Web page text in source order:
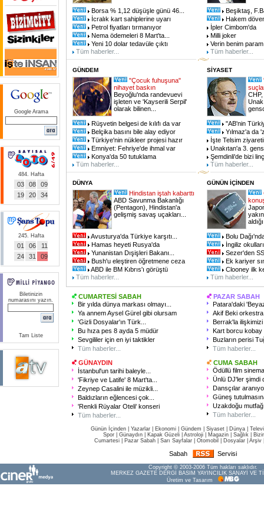
Google Arama
484. Hafta
03 08
09
19
20 34
245. Hafta
01 06
11
24
31 09
Biletinizin
numarasını yazın.
Tam Liste
Borsa % 1,12 düşüşle günü 46...
İcralık kart sahiplerine uyarı
Petrol fiyatları tırmanıyor
Nema ödemeleri 8 Mart'ta...
Yeni 10 dolar tedavüle çıktı
Tüm haberler...
Beşiktaş,
Hakem
İpler Cimbom'da
Milli joker
Verin benim
Tüm haberler...
GÜNDEM
"Çocuk fuhuşuna"
nihayet baskın
Beyoğlu'nda randevuevi
işleten ve 'Kayserili Serpil'
olarak bilinen...
Rüşvetin belgesi de kılıfı da var
Belçika basını bile alay ediyor
Türkiye'nin nükleer projesi hazır
Emniyet: Fehriye'de ihmal var
Konya'da 50 tutuklama
Tüm haberler...
SİYASET
"AB'nin
Yılmaz'a da
İşte Telsim
Unakıtan'a 3.
Şemdinli'de bizi
Tüm haberler...
DÜNYA
Hindistan iştah kabarttı
ABD Savunma Bakanlığı
(Pentagon), Hindistan'a
gelişmiş savaş uçakları...
Avusturya'da Türkiye karşıtı...
Hamas heyeti Rusya'da
Yunanistan Dışişleri Bakanı...
Bush'u eleştiren öğretmene ceza
ABD ile BM Kıbrıs'ı görüştü
Tüm haberler...
GÜNÜN İÇİNDEN
Bolu
İngiliz
Sezer'den
Ek kariyer
Clooney ilk
Tüm haberler...
CUMARTESİ SABAH
Bir yılda dünya markası olmayı...
Ya annem Aysel Gürel gibi olursam
'Gizli Dosyalar'ın Türk...
Bu hıza pes 8 ayda 5 müdür
Sevgililer için en iyi taktikler
Tüm haberler...
PAZAR SABAH
Patara'daki
Akif Beki
Berrak'la
Kart borcu kobay
Buzların perisi
Tüm haberler...
GÜNAYDIN
İstanbul'un tarihi baleyle...
'Fikriye ve Latife' 8 Mart'ta...
Zeynep Casalini ile müzikli...
Baldızların eğlencesi çok...
'Renkli Rüyalar Oteli' konseri
Tüm haberler...
CUMA SABAH
Ödüllü film
Ünlü DJ'ler şimdi
Dansçılar
Güneş
Uzakdoğu
Tüm haberler...
Günün İçinden Yazarlar Ekonomi Gündem Siyaset Dünya |
Spor
Günaydın Kapak Güzeli Astroloji Magazin Sağlık
Cumartesi
Pazar Sabah Sarı Sayfalar Otomobil Dosyalar Arşiv
Sabah Servisi
Copyright © 2003-2006 Tüm hakları saklıdır.
MERKEZ GAZETE DERGİ BASIM YAYINCILIK SANAYİ VE
Üretim ve Tasarım